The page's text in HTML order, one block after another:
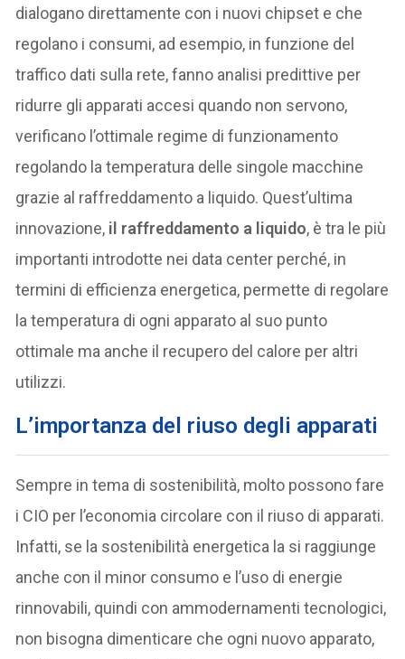
dialogano direttamente con i nuovi chipset e che
regolano i consumi, ad esempio, in funzione del
traffico dati sulla rete, fanno analisi predittive per
ridurre gli apparati accesi quando non servono,
verificano l’ottimale regime di funzionamento
regolando la temperatura delle singole macchine
grazie al raffreddamento a liquido. Quest’ultima
innovazione, il raffreddamento a liquido, è tra le più
importanti introdotte nei data center perché, in
termini di efficienza energetica, permette di regolare
la temperatura di ogni apparato al suo punto
ottimale ma anche il recupero del calore per altri
utilizzi.
L’importanza del riuso degli apparati
Sempre in tema di sostenibilità, molto possono fare
i CIO per l’economia circolare con il riuso di apparati.
Infatti, se la sostenibilità energetica la si raggiunge
anche con il minor consumo e l’uso di energie
rinnovabili, quindi con ammodernamenti tecnologici,
non bisogna dimenticare che ogni nuovo apparato,